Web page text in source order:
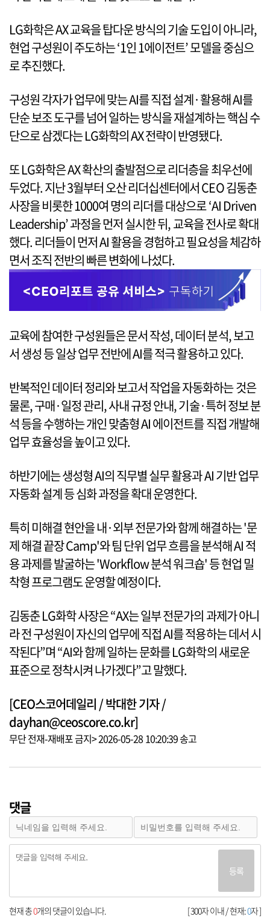
LG화학은 AX 교육을 탑다운 방식의 기술 도입이 아니라,
현업 구성원이 주도하는 ‘1인 1에이전트’ 모델을 중심으
로 추진했다.
구성원 각자가 업무에 맞는 AI를 직접 설계·활용해 AI를
단순 보조 도구를 넘어 일하는 방식을 재설계하는 핵심 수
단으로 삼겠다는 LG화학의 AX 전략이 반영됐다.
또 LG화학은 AX 확산의 출발점으로 리더층을 최우선에
두었다. 지난 3월부터 오산 리더십센터에서 CEO 김동춘
사장을 비롯한 1000여 명의 리더를 대상으로 ‘AI Driven
Leadership’ 과정을 먼저 실시한 뒤, 교육을 전사로 확대
했다. 리더들이 먼저 AI 활용을 경험하고 필요성을 체감하
면서 조직 전반의 빠른 변화에 나섰다.
교육에 참여한 구성원들은 문서 작성, 데이터 분석, 보고
서 생성 등 일상 업무 전반에 AI를 적극 활용하고 있다.
반복적인 데이터 정리와 보고서 작업을 자동화하는 것은
물론, 구매·일정 관리, 사내 규정 안내, 기술·특허 정보 분
석 등을 수행하는 개인 맞춤형 AI 에이전트를 직접 개발해
업무 효율성을 높이고 있다.
하반기에는 생성형 AI의 직무별 실무 활용과 AI 기반 업무
자동화 설계 등 심화 과정을 확대 운영한다.
특히 미해결 현안을 내·외부 전문가와 함께 해결하는 '문
제 해결 끝장 Camp'와 팀 단위 업무 흐름을 분석해 AI 적
용 과제를 발굴하는 'Workflow 분석 워크숍' 등 현업 밀
착형 프로그램도 운영할 예정이다.
김동춘 LG화학 사장은 “AX는 일부 전문가의 과제가 아니
라 전 구성원이 자신의 업무에 직접 AI를 적용하는 데서 시
작된다”며 “AI와 함께 일하는 문화를 LG화학의 새로운
표준으로 정착시켜 나가겠다”고 말했다.
[CEO스코어데일리 / 박대한 기자 /
dayhan@ceoscore.co.kr]
무단 전재-재배포 금지> 2026-05-28 10:20:39 송고
댓글
등록
[ 300자 이내 / 현재:0자 ]
현재 총0개의 댓글이 있습니다.